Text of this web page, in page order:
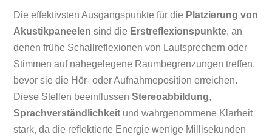
Die effektivsten Ausgangspunkte für die Platzierung von
Akustikpaneelen sind die Erstreflexionspunkte, an
denen frühe Schallreflexionen von Lautsprechern oder
Stimmen auf nahegelegene Raumbegrenzungen treffen,
bevor sie die Hör- oder Aufnahmeposition erreichen.
Diese Stellen beeinflussenStereoabbildung,
Sprachverständlichkeit und wahrgenommene Klarheit
stark, da die reflektierte Energie wenige Millisekunden